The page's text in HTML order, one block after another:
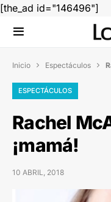
[the_ad id="146496"]
Inicio  Espectáculos 
ESPECTÁCULOS
Rachel
¡mamá!
10 ABRIL, 2018